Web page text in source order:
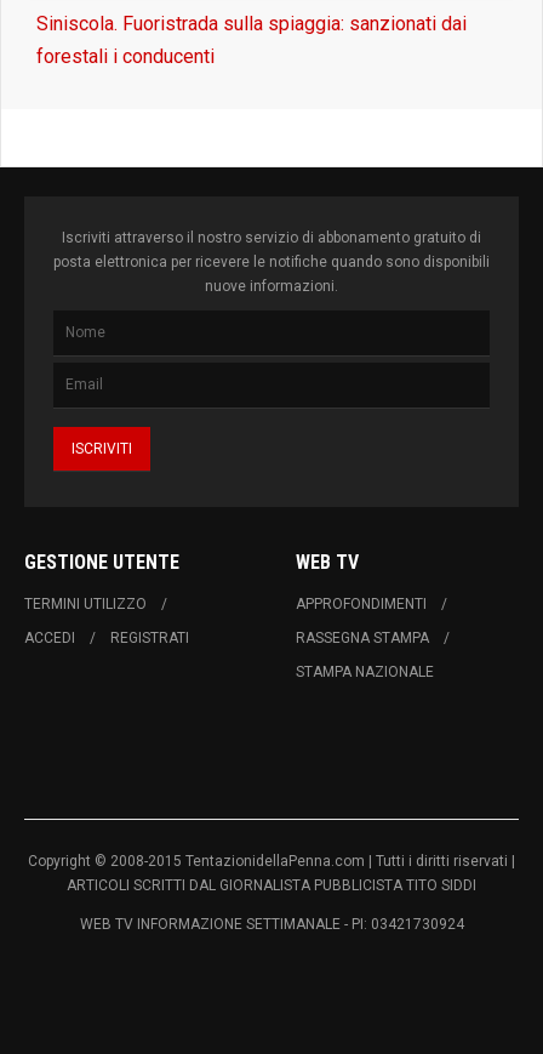
Siniscola. Fuoristrada sulla spiaggia: sanzionati dai
forestali i conducenti
Iscriviti attraverso il nostro servizio di abbonamento gratuito di
posta elettronica per ricevere le notifiche quando sono disponibili
nuove informazioni.
GESTIONE UTENTE
TERMINI UTILIZZO
ACCEDI
REGISTRATI
WEB TV
APPROFONDIMENTI
RASSEGNA STAMPA
STAMPA NAZIONALE
Copyright © 2008-2015 TentazionidellaPenna.com | Tutti i diritti riservati |
ARTICOLI SCRITTI DAL GIORNALISTA PUBBLICISTA TITO SIDDI
WEB TV INFORMAZIONE SETTIMANALE - PI: 03421730924